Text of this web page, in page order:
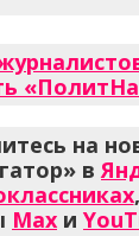
на
в
,
Max и